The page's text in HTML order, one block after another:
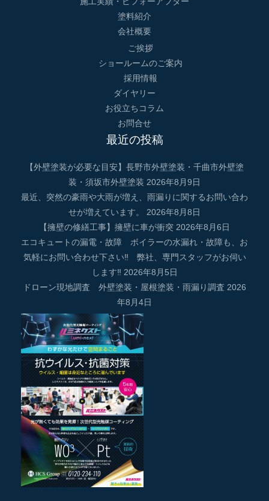
塗料紹介
会社概要
ご挨拶
ショールームのご案内
採用情報
ダイヤリー
お役立ちコラム
お問合せ
最近の投稿
【外壁塗装が必要な目安】長野市外壁塗装・千曲市外壁塗
装・須坂市外壁塗装 2026年8月9日
最近、突然の豪雨や大雨が増え、雨漏りに関するお問い合わ
せが増えています。
2026年8月8日
【擁壁の修繕工事】擁壁に車が衝突 2026年8月6日
エコキュートの漏電・故障 ボイラーの水漏れ・故障も、お
気軽にお問い合わせ下さい‼ 弊社、専門スタッフがお伺い
します‼ 2026年8月5日
ドローン現地調査 外壁塗装・屋根塗装・雨漏り調査 2026
年8月4日